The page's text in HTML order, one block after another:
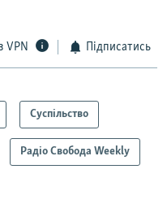
VPN Підписатись
Суспільство
Радіо Свобода Weekly